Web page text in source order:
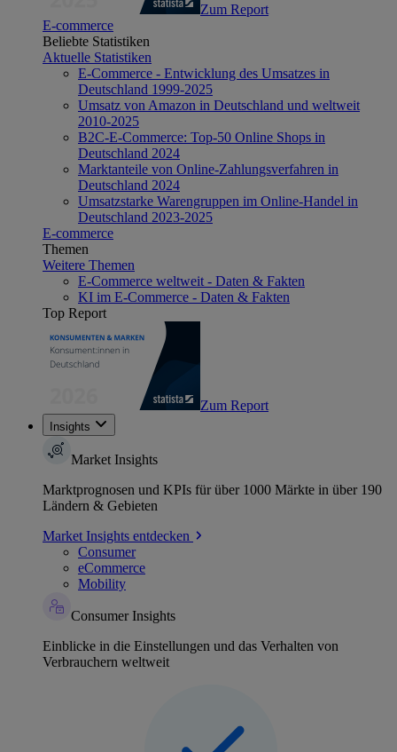
Zum Report
E-commerce
Beliebte Statistiken
Aktuelle Statistiken
E-Commerce - Entwicklung des Umsatzes in
Deutschland 1999-2025
Umsatz von Amazon in Deutschland und weltweit
2010-2025
B2C-E-Commerce: Top-50 Online Shops in
Deutschland 2024
Marktanteile von Online-Zahlungsverfahren in
Deutschland 2024
Umsatzstarke Warengruppen im Online-Handel in
Deutschland 2023-2025
E-commerce
Themen
Weitere Themen
E-Commerce weltweit - Daten & Fakten
KI im E-Commerce - Daten & Fakten
Top Report
Zum Report
Insights
Market Insights
Marktprognosen und KPIs für über 1000 Märkte in über 190
Ländern & Gebieten
Market Insights entdecken
Consumer
eCommerce
Mobility
Consumer Insights
Einblicke in die Einstellungen und das Verhalten von
Verbrauchern weltweit